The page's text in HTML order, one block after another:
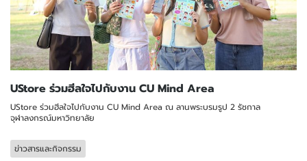
UStore ร่วมฮีลใจไปกับงาน CU Mind Area
UStore ร่วมฮีลใจไปกับงาน CU Mind Area ณ ลานพระบรมรูป 2 รัชกาล
จุฬาลงกรณ์มหาวิทยาลัย
ข่าวสารและกิจกรรม